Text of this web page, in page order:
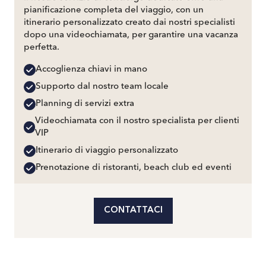
pianificazione completa del viaggio, con un
itinerario personalizzato creato dai nostri specialisti
dopo una videochiamata, per garantire una vacanza
perfetta.
Accoglienza chiavi in mano
Supporto dal nostro team locale
Planning di servizi extra
Videochiamata con il nostro specialista per clienti
VIP
Itinerario di viaggio personalizzato
Prenotazione di ristoranti, beach club ed eventi
CONTATTACI